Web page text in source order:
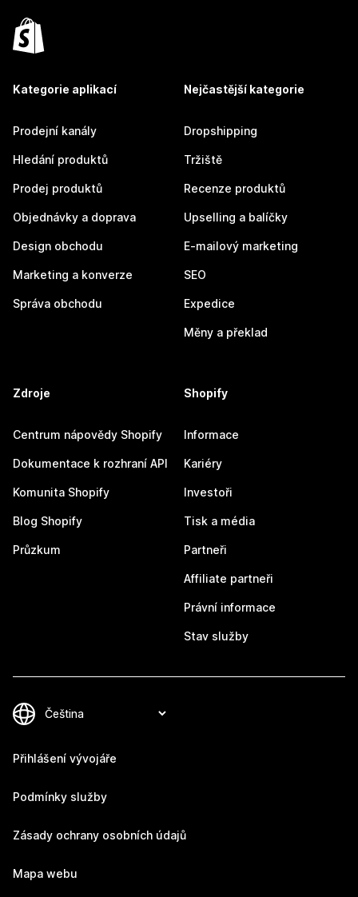
Kategorie aplikací
Prodejní kanály
Hledání produktů
Prodej produktů
Objednávky a doprava
Design obchodu
Marketing a konverze
Správa obchodu
Nejčastější kategorie
Dropshipping
Tržiště
Recenze produktů
Upselling a balíčky
E-mailový marketing
SEO
Expedice
Měny a překlad
Zdroje
Centrum nápovědy Shopify
Dokumentace k rozhraní API
Komunita Shopify
Blog Shopify
Průzkum
Shopify
Informace
Kariéry
Investoři
Tisk a média
Partneři
Affiliate partneři
Právní informace
Stav služby
Přihlášení vývojáře
Podmínky služby
Zásady ochrany osobních údajů
Mapa webu